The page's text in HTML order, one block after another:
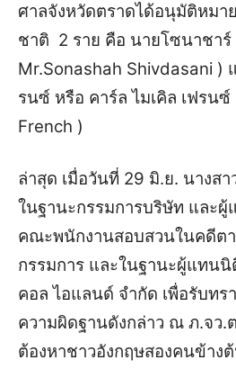
ศาลจังหวัดตราดได้อนุมัติหมา
ชาติ 2 ราย คือ นายโซนาชา
Mr.Sonashah Shivdasani )
รนซ์ หรือ คาร์ล ไมเคิล เฟรน
French )
ล่าสุด เมื่อวันที่ 29 มิ.ย. นางส
ในฐานะกรรมการบริษัท และ
คณะพนักงานสอบสวนในคดีตา
กรรมการ และในฐานะผู้แทน
คอล ไอแลนด์ จำกัด เพื่อรับทร
ความผิดฐานดังกล่าว ณ ภ.จว.
ต้องหาชาวอังกฤษสองคนข้าง